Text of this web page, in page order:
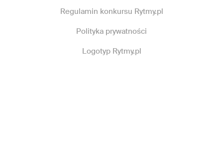
Regulamin konkursu Rytmy.pl
Polityka prywatności
Logotyp Rytmy.pl